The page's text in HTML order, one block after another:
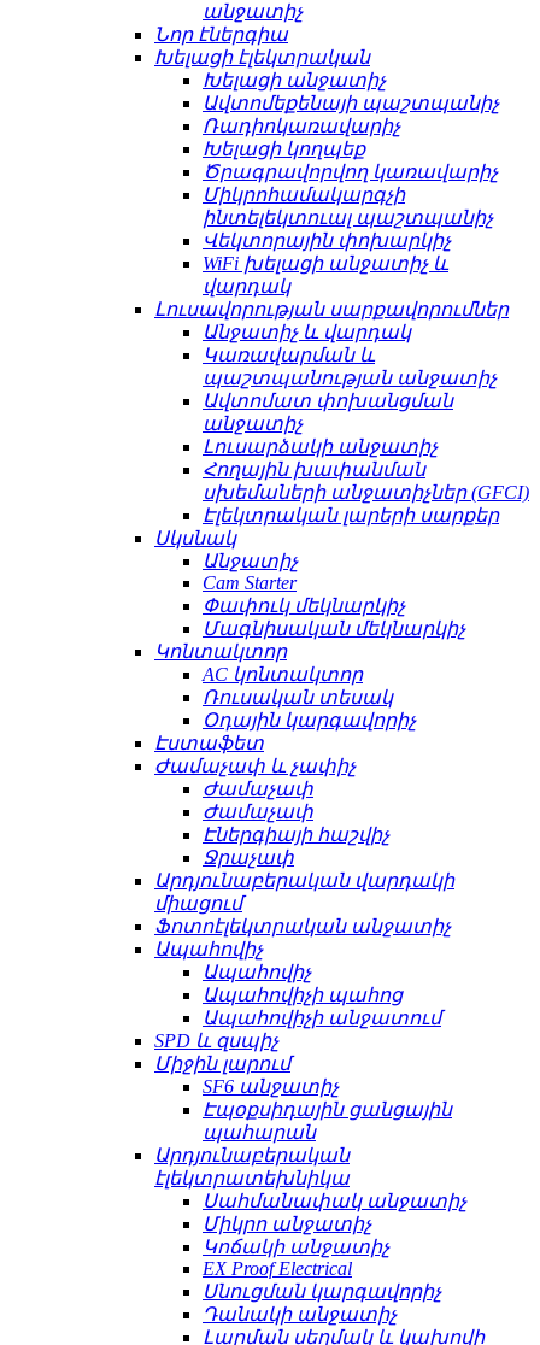
անջատիչ
Նոր էներգիա
Խելացի էլեկտրական
Խելացի անջատիչ
Ավտոմեքենայի պաշտպանիչ
Ռադիոկառավարիչ
Խելացի կողպեք
Ծրագրավորվող կառավարիչ
Միկրոհամակարգչի
ինտելեկտուալ պաշտպանիչ
Վեկտորային փոխարկիչ
WiFi խելացի անջատիչ և
վարդակ
Լուսավորության սարքավորումներ
Անջատիչ և վարդակ
Կառավարման և
պաշտպանության անջատիչ
Ավտոմատ փոխանցման
անջատիչ
Լուսարձակի անջատիչ
Հողային խափանման
սխեմաների անջատիչներ (GFCI)
Էլեկտրական լարերի սարքեր
Սկսնակ
Անջատիչ
Cam Starter
Փափուկ մեկնարկիչ
Մագնիսական մեկնարկիչ
Կոնտակտոր
AC կոնտակտոր
Ռուսական տեսակ
Օդային կարգավորիչ
Էստաֆետ
Ժամաչափ և չափիչ
Ժամաչափ
Ժամաչափ
Էներգիայի հաշվիչ
Ջրաչափ
Արդյունաբերական վարդակի
միացում
Ֆոտոէլեկտրական անջատիչ
Ապահովիչ
Ապահովիչ
Ապահովիչի պահոց
Ապահովիչի անջատում
SPD և զսպիչ
Միջին լարում
SF6 անջատիչ
Էպօքսիդային ցանցային
պահարան
Արդյունաբերական
էլեկտրատեխնիկա
Սահմանափակ անջատիչ
Միկրո անջատիչ
Կոճակի անջատիչ
EX Proof Electrical
Սնուցման կարգավորիչ
Դանակի անջատիչ
Լարման սեղմակ և կախովի